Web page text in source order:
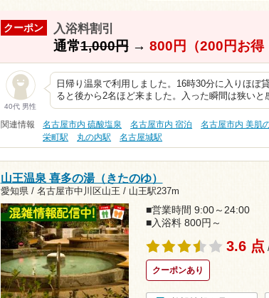
クーポン 入浴料割引
通常1,000円→ 800円（200円お得
40代 男性
日帰り温泉で利用しました。16時30分に入りほぼ
ると後から2名ほど来ました。入った瞬間は狭い
関連情報 名古屋市内 硫酸塩泉 名古屋市内 宿泊 名古屋市内 美肌
栄町駅
丸の内駅 名古屋城駅
山王温泉 喜多の湯（きたのゆ）
愛知県 / 名古屋市中川区山王 / 山王駅237m
■営業時間 9:00～24:00
■入浴料 800円～
3.6 点
クーポンあり